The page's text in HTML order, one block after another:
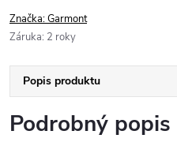
Značka:Garmont
Záruka: 2 roky
Popis produktu
Podrobný popis